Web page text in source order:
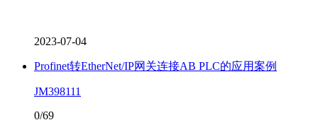
2023-07-04
Profinet转EtherNet/IP网关连接AB PLC的应用案例
JM398111
0/69